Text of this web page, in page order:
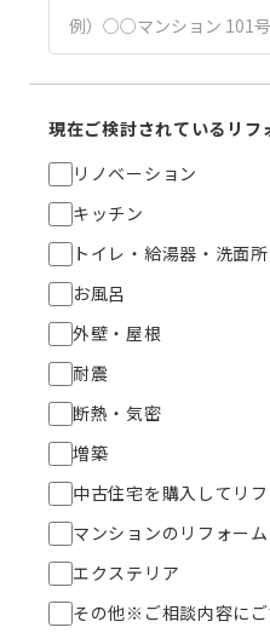
現在ご検討されているリフ
リノベーション
キッチン
トイレ・給湯器・洗面所
お風呂
外壁・屋根
耐震
断熱・気密
増築
中古住宅を購入してリ
マンションのリフォーム
エクステリア
その他※ご相談内容に